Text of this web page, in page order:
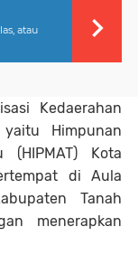
atau
Kedaerahan
Himpunan
(HIPMAT) Kota
di Aula
Tanah
menerapkan